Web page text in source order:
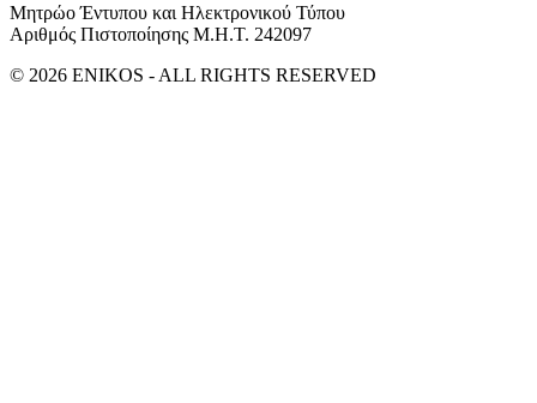
Μητρώο Έντυπου και Ηλεκτρονικού Τύπου
Αριθμός Πιστοποίησης Μ.Η.Τ. 242097
© 2026 ENIKOS - ALL RIGHTS RESERVED